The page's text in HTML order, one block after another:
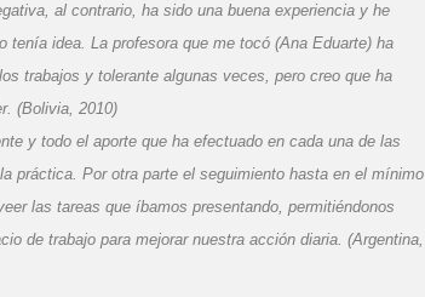
al contrario, ha sido una buena experiencia y he
tenía idea. La profesora que me tocó (Ana Eduarte) ha
trabajos y tolerante algunas veces, pero creo que ha
(Bolivia, 2010)
y todo el aporte que ha efectuado en cada una de las
práctica. Por otra parte el seguimiento hasta en el mínimo
las tareas que íbamos presentando, permitiéndonos
de trabajo para mejorar nuestra acción diaria. (Argentina,